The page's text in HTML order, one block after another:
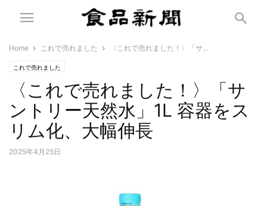
Home これで売れました 〈これで売れました！〉「サ...
これで売れました
〈これで売れました！〉「サ
ントリー天然水」1L 容器をス
リム化、大幅伸長
2025年4月25日